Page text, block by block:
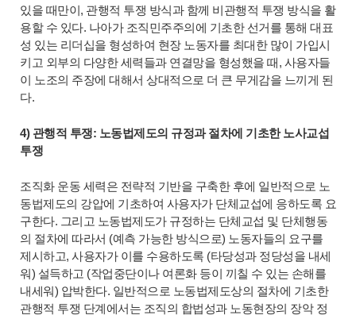
있을 때만이, 관행적 투쟁 방식과 함께 비관행적 투쟁 방식을 활
용할 수 있다. 나아가 조직민주주의에 기초한 선거를 통해 대표
성 있는 리더십을 형성하여 현장 노동자를 최대한 많이 가입시
키고 외부의 다양한 세력들과 연결망을 형성했을 때, 사용자들
이 노조의 주장에 대해서 상대적으로 더 큰 무게감을 느끼게 된
다.
4) 관행적 투쟁: 노동법제도의 규정과 절차에 기초한 노사교섭
투쟁
조직화 운동 세력은 전략적 기반을 구축한 후에 일반적으로 노
동법제도의 강압에 기초하여 사용자가 단체교섭에 응하도록 요
구한다. 그리고 노동법제도가 규정하는 단체교섭 및 단체행동
의 절차에 따라서 (예측 가능한 방식으로) 노동자들의 요구를
제시하고, 사용자가 이를 수용하도록 (타당성과 정당성을 내세
워) 설득하고 (작업중단이나 여론화 등이 끼칠 수 있는 손해를
내세워) 압박한다. 일반적으로 노동법제도상의 절차에 기초한
관행적 투쟁 단계에서는 조직의 합법성과 노동현장의 장악 정